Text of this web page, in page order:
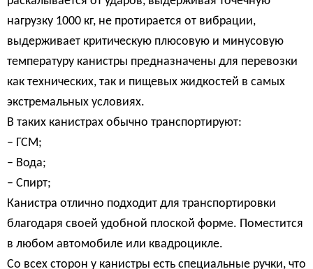
нагрузку 1000 кг, не протирается от вибрации,
выдерживает критическую плюсовую и минусовую
температуру канистры предназначены для перевозки
как технических, так и пищевых жидкостей в самых
экстремальных условиях.
В таких канистрах обычно транспортируют:
– ГСМ;
– Вода;
– Спирт;
Канистра отлично подходит для транспортировки
благодаря своей удобной плоской форме. Поместится
в любом автомобиле или квадроцикле.
Со всех сторон у канистры есть специальные ручки, что